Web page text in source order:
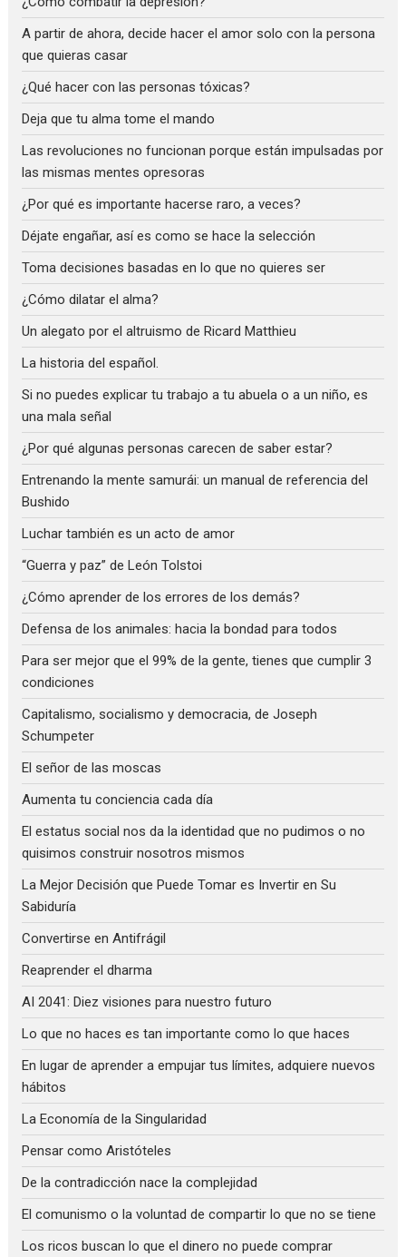
A partir de ahora, decide hacer el amor solo con la persona
que quieras casar
¿Qué hacer con las personas tóxicas?
Deja que tu alma tome el mando
Las revoluciones no funcionan porque están impulsadas por
las mismas mentes opresoras
¿Por qué es importante hacerse raro, a veces?
Déjate engañar, así es como se hace la selección
Toma decisiones basadas en lo que no quieres ser
¿Cómo dilatar el alma?
Un alegato por el altruismo de Ricard Matthieu
La historia del español.
Si no puedes explicar tu trabajo a tu abuela o a un niño, es
una mala señal
¿Por qué algunas personas carecen de saber estar?
Entrenando la mente samurái: un manual de referencia del
Bushido
Luchar también es un acto de amor
“Guerra y paz” de León Tolstoi
¿Cómo aprender de los errores de los demás?
Defensa de los animales: hacia la bondad para todos
Para ser mejor que el 99% de la gente, tienes que cumplir 3
condiciones
Capitalismo, socialismo y democracia, de Joseph
Schumpeter
El señor de las moscas
Aumenta tu conciencia cada día
El estatus social nos da la identidad que no pudimos o no
quisimos construir nosotros mismos
La Mejor Decisión que Puede Tomar es Invertir en Su
Sabiduría
Convertirse en Antifrágil
Reaprender el dharma
AI 2041: Diez visiones para nuestro futuro
Lo que no haces es tan importante como lo que haces
En lugar de aprender a empujar tus límites, adquiere nuevos
hábitos
La Economía de la Singularidad
Pensar como Aristóteles
De la contradicción nace la complejidad
El comunismo o la voluntad de compartir lo que no se tiene
Los ricos buscan lo que el dinero no puede comprar